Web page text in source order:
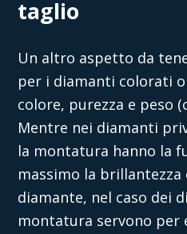
taglio
Un altro aspetto da
per i diamanti colorati
colore, purezza e peso
Mentre nei diamanti
la montatura hanno la
massimo la brillantezza
diamante, nel caso dei
montatura servono per